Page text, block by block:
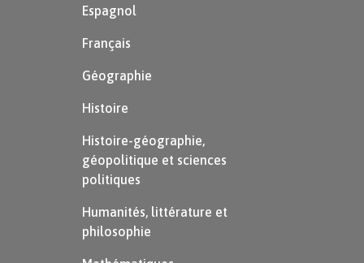
Espagnol
Français
Géographie
Histoire
Histoire-géographie,
géopolitique et sciences
politiques
Humanités, littérature et
philosophie